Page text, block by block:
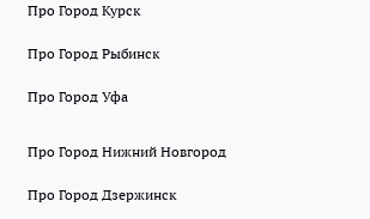
Про Город Курск
Про Город Рыбинск
Про Город Уфа
Про Город Нижний Новгород
Про Город Дзержинск